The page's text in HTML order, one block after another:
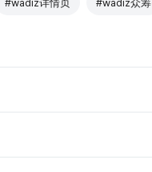
#wadiz详情页 #wadiz众筹